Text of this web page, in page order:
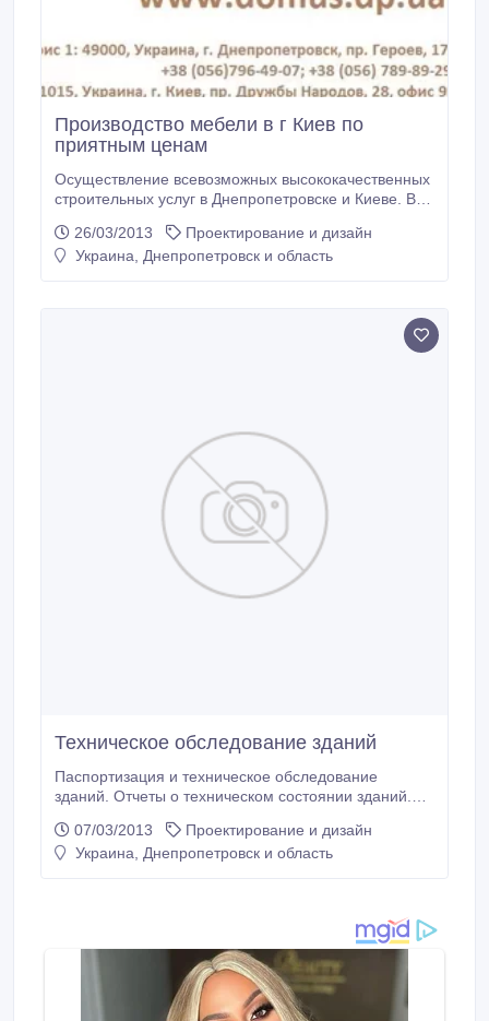
Производство мебели в г Киев по
приятным ценам
Осуществление всевозможных высококачественных
строительных услуг в Днепропетровске и Киеве. В
мебели и производство металлоконструкций,
дизайн ландшафта и дизайн интерьера, дома на
26/03/2013
Проектирование и дизайн
Украина, Днепропетровск и область
Техническое обследование зданий
Паспортизация и техническое обследование
зданий. Отчеты о техническом состоянии зданий.
Инвентаризация недвижимости с подготовкой
техпаспортов. 0567851490, 0961732537 www.stroy-
07/03/2013
Проектирование и дизайн
Украина, Днепропетровск и область